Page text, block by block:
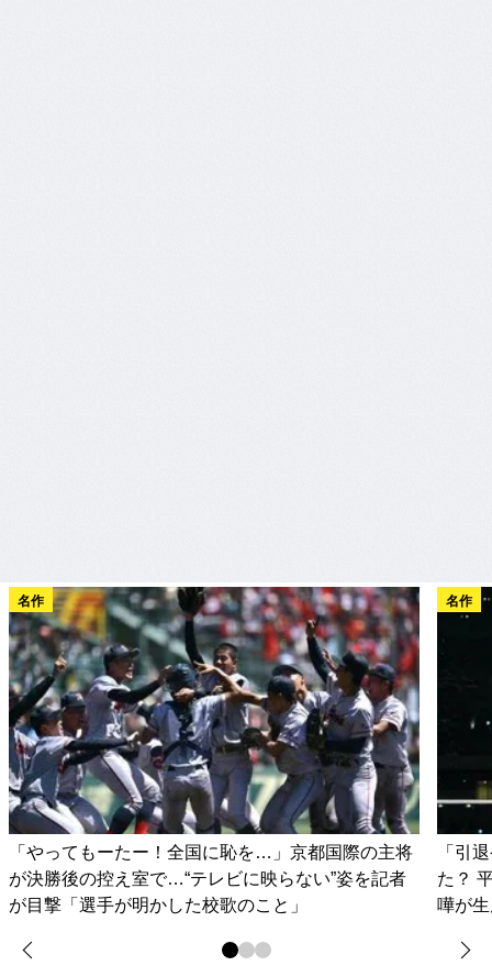
名作
「やってもーたー！全国に恥を…」京都国際の主将
が決勝後の控え室で…“テレビに映らない”姿を記者
が目撃「選手が明かした校歌のこと」
名作
「引
た？
嘩が